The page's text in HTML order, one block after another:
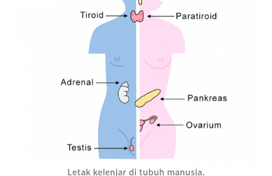
Letak kelenjar di tubuh manusia.